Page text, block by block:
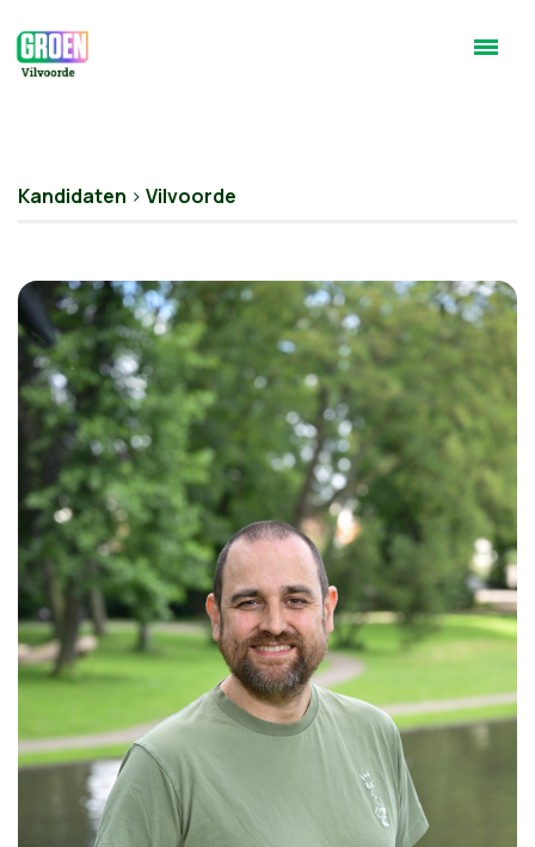
Kandidaten > Vilvoorde